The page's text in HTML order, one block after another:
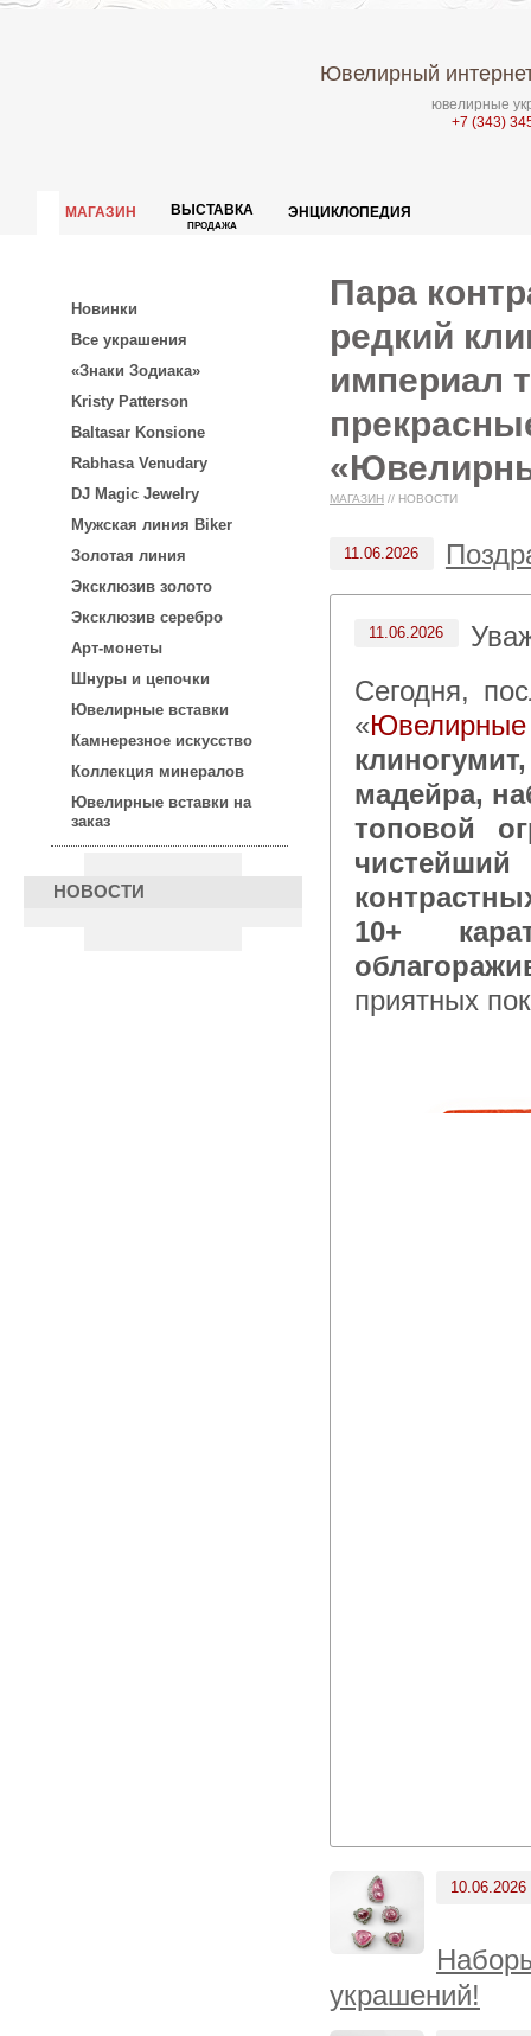
Ювелирный
ювелирные
+7 (343)
МАГАЗИН ВЫСТАВКА
ПРОДАЖА
ЭНЦИКЛОПЕДИЯ
Новинки
Все украшения
«Знаки Зодиака»
Kristy Patterson
Baltasar Konsione
Rabhasa Venudary
DJ Magic Jewelry
Мужская линия Biker
Золотая линия
Эксклюзив золото
Эксклюзив серебро
Арт-монеты
Шнуры и цепочки
Ювелирные вставки
Камнерезное искусство
Коллекция минералов
Ювелирные вставки на
заказ
НОВОСТИ
Пара
редкий
империал
МАГАЗИН // НОВОСТИ
11.06.2026
11.06.2026
Сегодня, после 14:00 по московскому времени в каталоге
«Ювелирные
мадейра,
топовой
10+
приятных
10.06.2026
украшений!